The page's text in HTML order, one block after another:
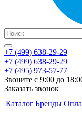
+7 (499) 638-29-29
+7 (499) 638-29-29
+7 (495) 973-57-77
Звоните с 9:00 до
Заказать звонок
Каталог Бренды